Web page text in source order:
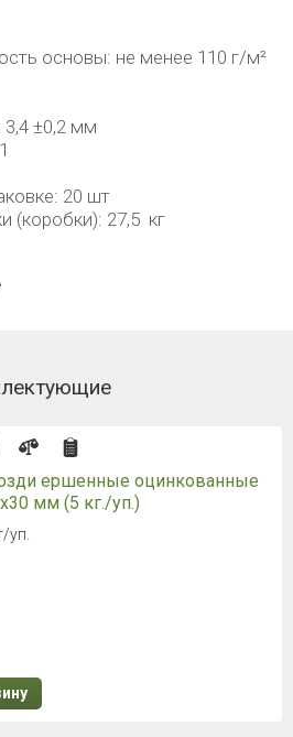
основы: не менее 110 г/м²
±0,2 мм
20 шт
(коробки): 27,5 кг
ершенные оцинкованные
мм (5 кг./уп.)
уп.